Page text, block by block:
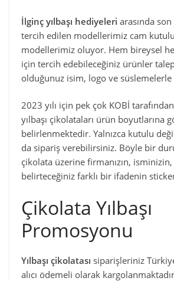
İlginç yılbaşı hediyeleri arasında
tercih edilen modellerimiz cam
modellerimiz oluyor. Hem bireysel
için tercih edebileceğiniz ürünler
olduğunuz isim, logo ve süslemelerle
2023 yılı için pek çok KOBİ
yılbaşı çikolataları ürün boyutlarına
belirlenmektedir. Yalnızca kutulu
da sipariş verebilirsiniz. Böyle bir
çikolata üzerine firmanızın,
belirteceğiniz farklı bir ifadenin
Çikolata Yılbaşı
Promosyonu
Yılbaşı çikolatası siparişleriniz
alıcı ödemeli olarak